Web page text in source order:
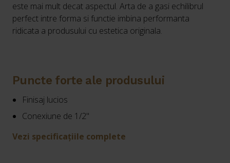
este mai mult decat aspectul. Arta de a gasi echilibrul
perfect intre forma si functie imbina performanta
ridicata a produsului cu estetica originala.
Puncte forte ale produsului
Finisaj lucios
Conexiune de 1/2"
Vezi specificațiile complete